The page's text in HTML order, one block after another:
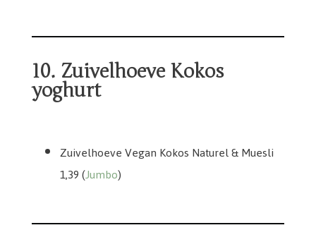
10. Zuivelhoeve Kokos
yoghurt
Zuivelhoeve Vegan Kokos Naturel & Muesli
1,39 (Jumbo)